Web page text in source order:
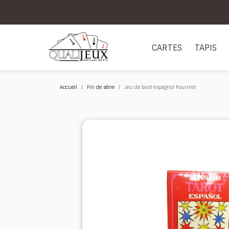
CARTES TAPIS
Accueil Fin de série Jeu de tarot espagnol Fournier